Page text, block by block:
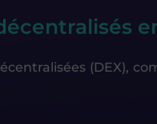
(DEX),